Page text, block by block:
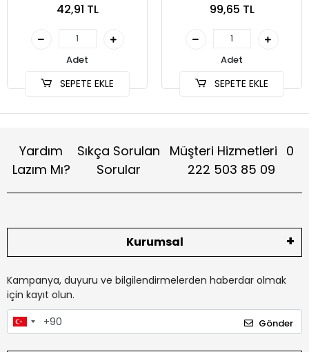
42,91 TL
Adet
SEPETE EKLE
99,65 TL
Adet
SEPETE EKLE
Yardım
Lazım Mı?
Sıkça Sorulan
Sorular
Müşteri Hizmetleri 0
222 503 85 09
Kurumsal
Kampanya, duyuru ve bilgilendirmelerden haberdar olmak
için kayıt olun.
Gönder